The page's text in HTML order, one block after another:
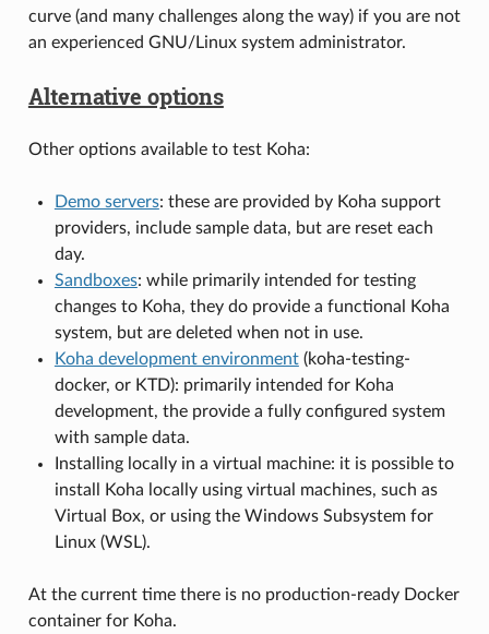
curve (and many challenges along the way) if you are not
an experienced GNU/Linux system administrator.
Alternative options
Other options available to test Koha:
Demo servers: these are provided by Koha support
providers, include sample data, but are reset each
day.
Sandboxes: while primarily intended for testing
changes to Koha, they do provide a functional Koha
system, but are deleted when not in use.
Koha development environment(koha-testing-
docker, or KTD): primarily intended for Koha
development, the provide a fully configured system
with sample data.
Installing locally in a virtual machine: it is possible to
install Koha locally using virtual machines, such as
Virtual Box, or using the Windows Subsystem for
Linux (WSL).
At the current time there is no production-ready Docker
container for Koha.